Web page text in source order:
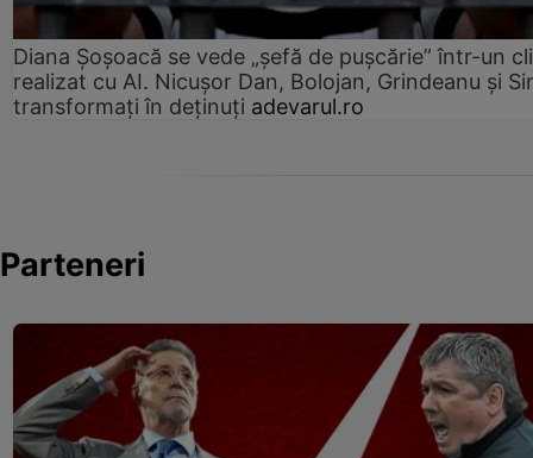
Diana Șoșoacă se vede „șefă de pușcărie” într-un
realizat cu AI. Nicușor Dan, Bolojan, Grindeanu și
transformați în deținuți adevarul.ro
Parteneri